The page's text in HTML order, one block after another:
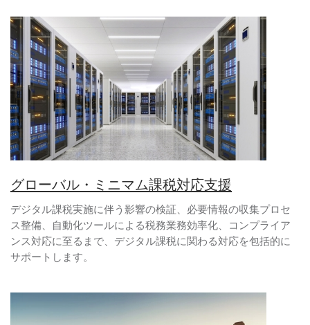
グローバル・ミニマム課税対応支援
デジタル課税実施に伴う影響の検証、必要情報の収集プロセ
ス整備、自動化ツールによる税務業務効率化、コンプライア
ンス対応に至るまで、デジタル課税に関わる対応を包括的に
サポートします。